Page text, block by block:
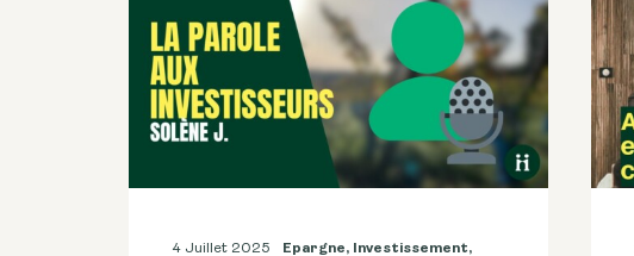
4 Juillet 2025 Epargne, Investissement,